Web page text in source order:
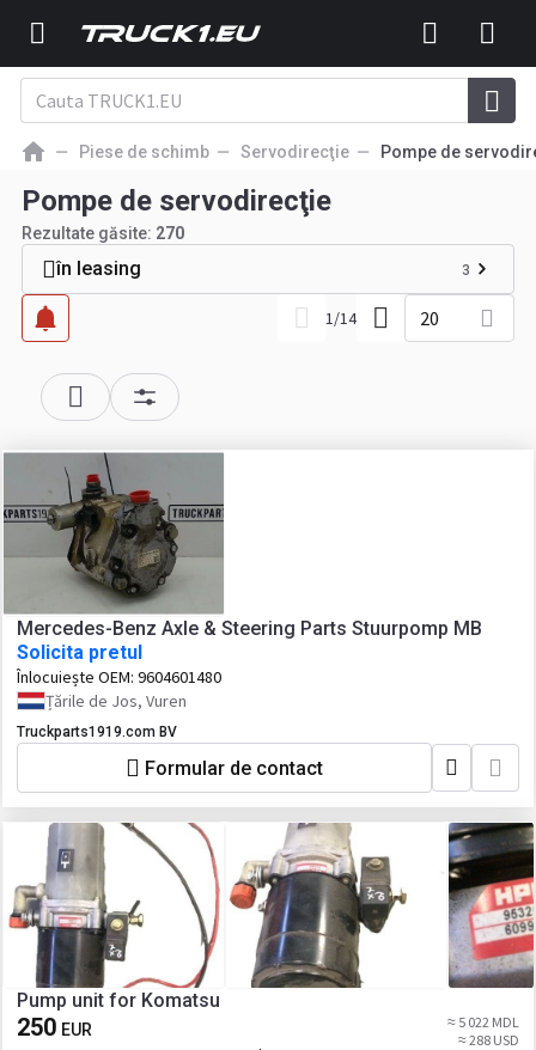
Piese de schimb Servodirecţie Pompe de
Pompe de servodirecţie
Rezultate găsite: 270
în leasing 3
1/14 20
Mercedes-Benz Axle & Steering Parts Stuurpomp MB
Solicita pretul
Înlocuiește OEM: 9604601480
Țările de Jos, Vuren
Truckparts1919.com BV
Formular de contact
Pump unit for Komatsu
250 EUR
≈ 5 022 MDL
≈ 288 USD